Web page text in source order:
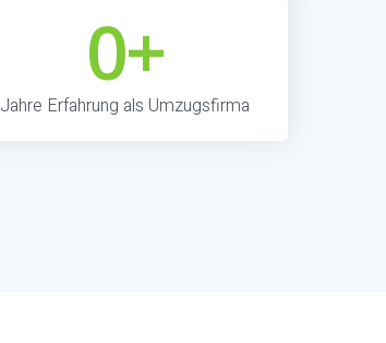
Jahre Erfahrung als Umzugsfirma
0+